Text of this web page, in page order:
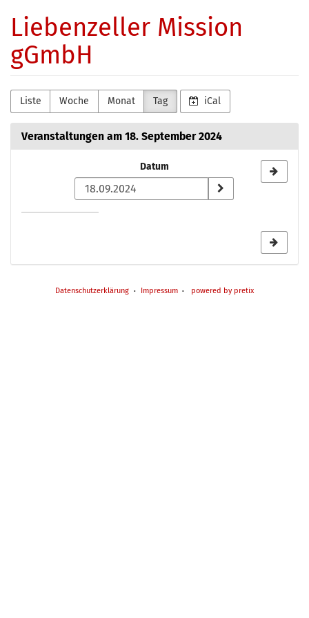
Haupt-
springen
Liebenzeller Mission
gGmbH
Liste Woche Monat Tag iCal
Veranstaltungen am 18. September 2024
zur
Anzeige
Datum
Datenschutzerklärung Impressum powered by pretix